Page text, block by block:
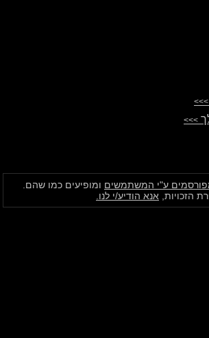
>>>
>>>
ע"י המשתמשים ומופיעים כמו שהם.
הזכויות, אנא הודיע/י לנו.